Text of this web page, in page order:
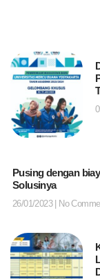
Pusing dengan
Solusinya
26/01/2023 No